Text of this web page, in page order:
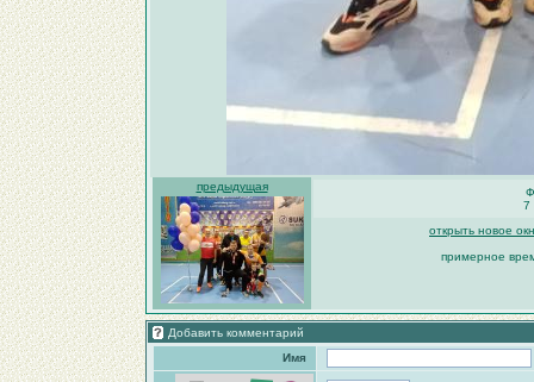
предыдущая
7
открыть новое
примерное
Добавить комментарий
Имя